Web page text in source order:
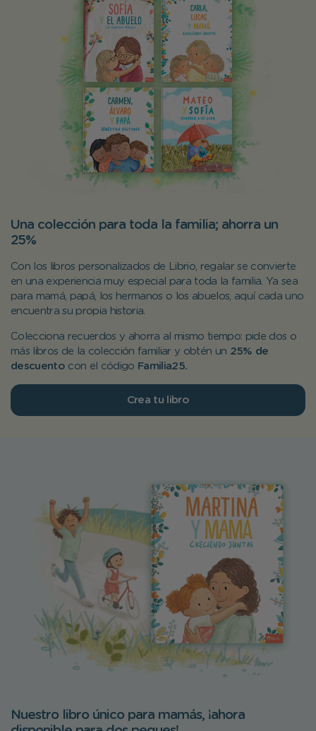
Una colección para toda la familia; ahorra un
25%
Con los libros personalizados de Librio, regalar se convierte
en una experiencia muy especial para toda la familia. Ya sea
para mamá, papá, los hermanos o los abuelos, aquí cada uno
encuentra su propia historia.
Colecciona recuerdos y ahorra al mismo tiempo: pide dos o
más libros de la colección familiar y obtén un 25% de
descuento con el código Familia25.
Crea tu libro
Nuestro libro único para mamás, ¡ahora